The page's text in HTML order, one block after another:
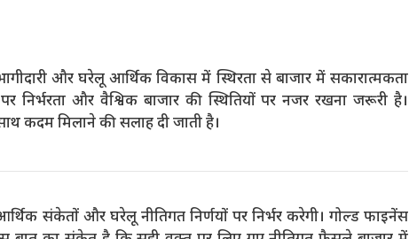
और घरेलू आर्थिक विकास में स्थिरता से बाजार में सकारात्मकता
निर्भरता और वैश्विक बाजार की स्थितियों पर नजर रखना जरूरी है।
कदम मिलाने की सलाह दी जाती है।
संकेतों और घरेलू नीतिगत निर्णयों पर निर्भर करेगी। गोल्ड फाइनेंस